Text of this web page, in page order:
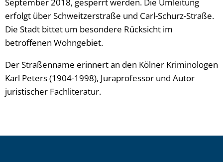
erfolgt über Schweitzerstraße und Carl-Schurz-Straße.
Die Stadt bittet um besondere Rücksicht im
betroffenen Wohngebiet.
Der Straßenname erinnert an den Kölner Kriminologen
Karl Peters (1904-1998), Juraprofessor und Autor
juristischer Fachliteratur.